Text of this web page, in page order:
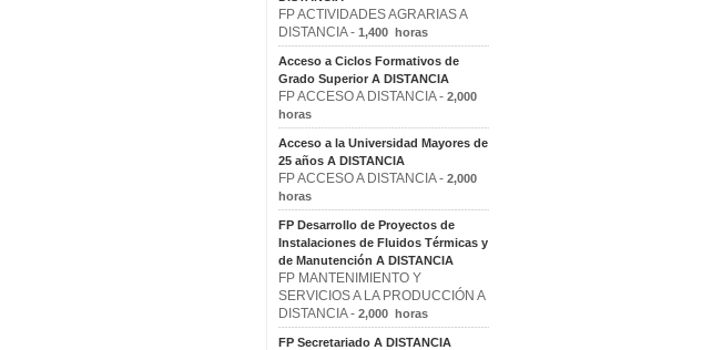
FP ACTIVIDADES AGRARIAS A
DISTANCIA - 1,400 horas
Acceso a Ciclos Formativos de
Grado Superior A DISTANCIA
FP ACCESO A DISTANCIA - 2,000
horas
Acceso a la Universidad Mayores de
25 años A DISTANCIA
FP ACCESO A DISTANCIA - 2,000
horas
FP Desarrollo de Proyectos de
Instalaciones de Fluidos Térmicas y
de Manutención A DISTANCIA
FP MANTENIMIENTO Y
SERVICIOS A LA PRODUCCIÓN A
DISTANCIA - 2,000 horas
FP Secretariado A DISTANCIA